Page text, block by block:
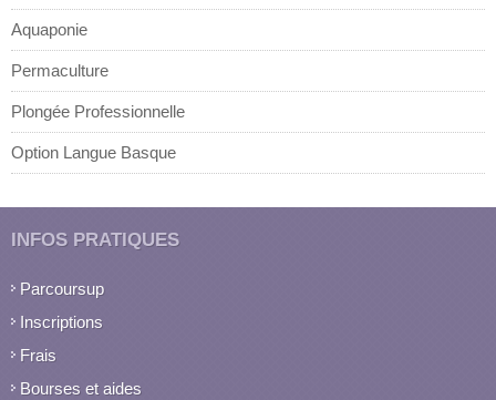
Aquaponie
Permaculture
Plongée Professionnelle
Option Langue Basque
INFOS PRATIQUES
Parcoursup
Inscriptions
Frais
Bourses et aides